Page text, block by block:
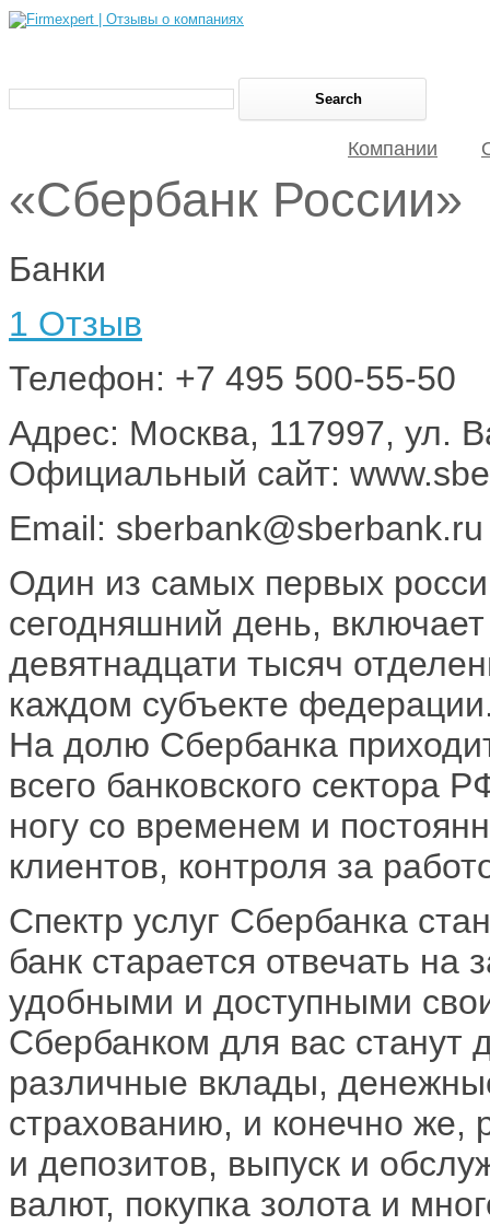
Компании
«Сбербанк России»
Банки
1 Отзыв
Телефон: +7 495 500-55-50
Адрес: Москва, 117997, ул.
Официальный сайт:
Email: sberbank@sberbank.ru
Один из самых первых
сегодняшний день,
девятнадцати тысяч
каждом субъекте
На долю Сбербанка
всего банковского сектора
ногу со временем и
клиентов, контроля за
Спектр услуг Сбербанка
банк старается отвечать на
удобными и доступными
Сбербанком для вас станут
различные вклады,
страхованию, и конечно же,
и депозитов, выпуск и
валют, покупка золота и